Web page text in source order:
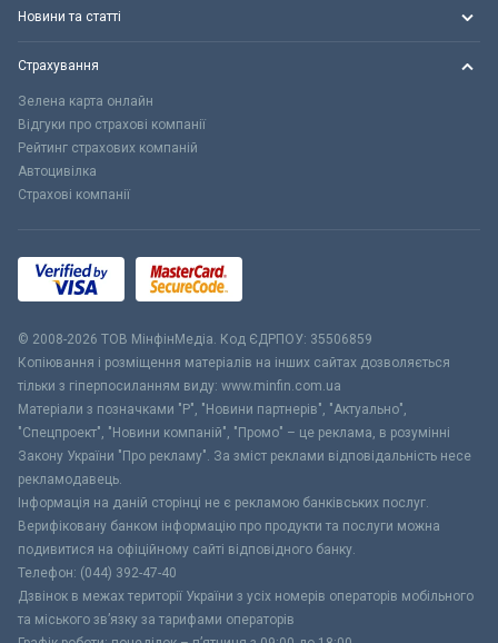
Новини та статті
Страхування
Зелена карта онлайн
Відгуки про страхові компанії
Рейтинг страхових компаній
Автоцивілка
Страхові компанії
© 2008-2026 ТОВ МiнфiнМедiа. Код ЄДРПОУ: 35506859
Копіювання і розміщення матеріалів на інших сайтах дозволяється
тільки з гіперпосиланням виду: www.minfin.com.ua
Матеріали з позначками "Р", "Новини партнерів", "Актуально",
"Спецпроект", "Новини компаній", "Промо" – це реклама, в розумінні
Закону України "Про рекламу". За зміст реклами відповідальність несе
рекламодавець.
Інформація на даній сторінці не є рекламою банківських послуг.
Верифіковану банком інформацію про продукти та послуги можна
подивитися на офіційному сайті відповідного банку.
Телефон: (044) 392-47-40
Дзвінок в межах території України з усіх номерів операторів мобільного
та міського зв’язку за тарифами операторів